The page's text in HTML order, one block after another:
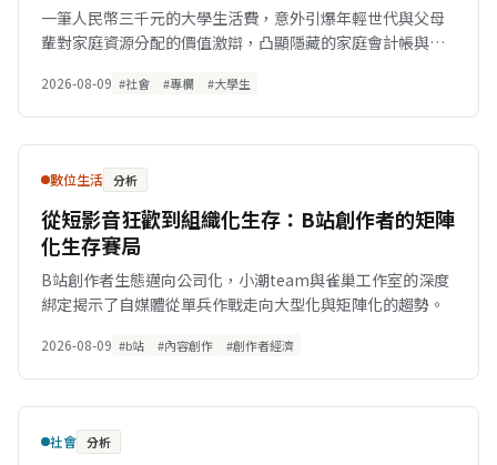
一筆人民幣三千元的大學生活費，意外引爆年輕世代與父母
輩對家庭資源分配的價值激辯，凸顯隱藏的家庭會計帳與孝
2026-08-09 #社會 #專欄 #大學生
數位生活 分析
從短影音狂歡到組織化生存：B站創作者的矩陣
化生存賽局
B站創作者生態邁向公司化，小潮team與雀巢工作室的深度
綁定揭示了自媒體從單兵作戰走向大型化與矩陣化的趨勢。
2026-08-09 #b站 #內容創作 #創作者經濟
社會 分析